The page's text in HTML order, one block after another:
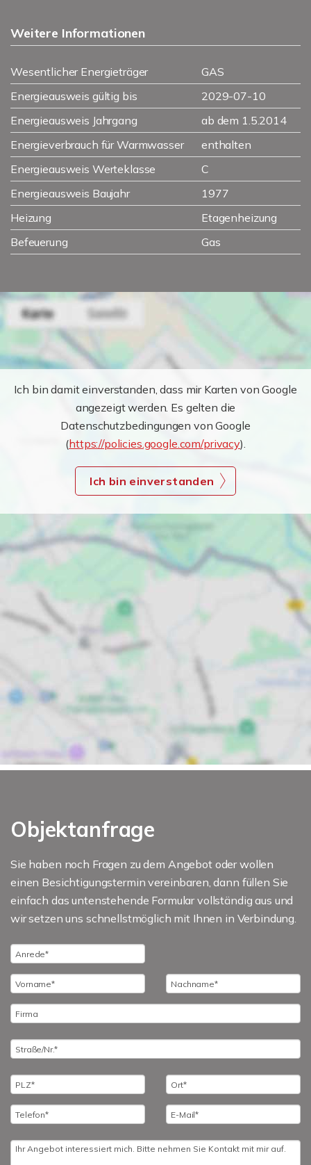
Weitere Informationen
Wesentlicher Energieträger
GAS
Energieausweis gültig bis
2029-07-10
Energieausweis Jahrgang
ab dem 1.5.2014
Energieverbrauch für Warmwasser
enthalten
Energieausweis Werteklasse
C
Energieausweis Baujahr
1977
Heizung
Etagenheizung
Befeuerung
Gas
Ich bin damit einverstanden, dass mir Karten von Google
angezeigt werden. Es gelten die
Datenschutzbedingungen von Google
(https://policies.google.com/privacy).
Ich bin einverstanden
Objektanfrage
Sie haben noch Fragen zu dem Angebot oder wollen
einen Besichtigungstermin vereinbaren, dann füllen Sie
einfach das untenstehende Formular vollständig aus und
wir setzen uns schnellstmöglich mit Ihnen in Verbindung.